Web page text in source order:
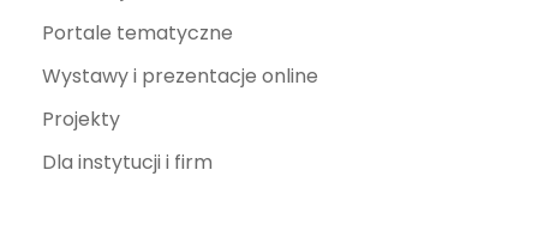
Portale tematyczne
Wystawy i prezentacje online
Projekty
Dla instytucji i firm